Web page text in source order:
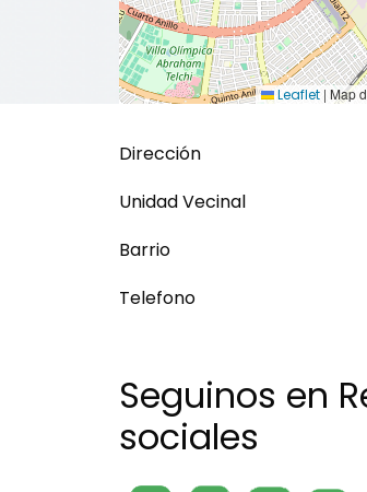
Leaflet | Map
Dirección
Unidad Vecinal
Barrio
Telefono
Seguinos en
sociales